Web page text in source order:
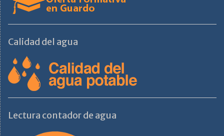
Calidad del agua
Lectura contador de agua